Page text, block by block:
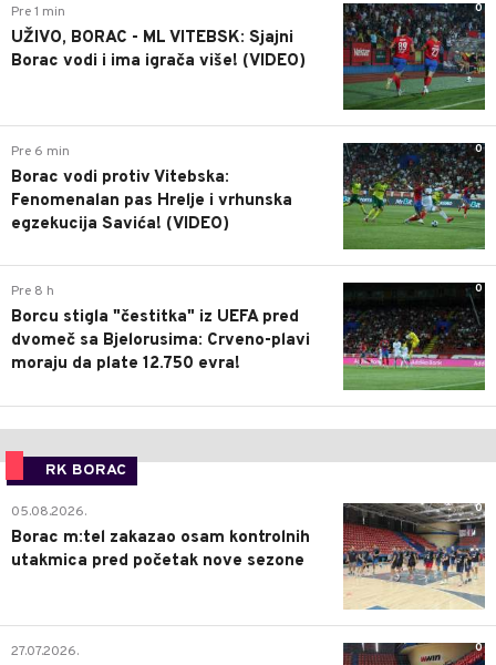
0
Pre 1 min
UŽIVO, BORAC - ML VITEBSK: Sjajni
Borac vodi i ima igrača više! (VIDEO)
0
Pre 6 min
Borac vodi protiv Vitebska:
Fenomenalan pas Hrelje i vrhunska
egzekucija Savića! (VIDEO)
0
Pre 8 h
Borcu stigla "čestitka" iz UEFA pred
dvomeč sa Bjelorusima: Crveno-plavi
moraju da plate 12.750 evra!
RK BORAC
0
05.08.2026.
Borac m:tel zakazao osam kontrolnih
utakmica pred početak nove sezone
0
27.07.2026.